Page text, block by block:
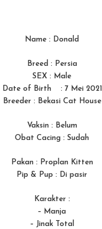
Name : Donald
Breed : Persia
SEX : Male
Date of Birth : 7 Mei 2021
Breeder : Bekasi Cat House
Vaksin : Belum
Obat Cacing : Sudah
Pakan : Proplan Kitten
Pip & Pup : Di pasir
Karakter :
– Manja
– Jinak Total